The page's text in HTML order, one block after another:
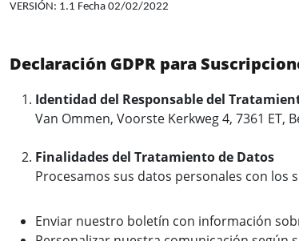
VERSIÓN: 1.1 Fecha 02/02/2022
Declaración GDPR para
Identidad del Responsable del
Van Ommen, Voorste Kerkweg 4, 7361 ET,
Finalidades del Tratamiento de Datos
Procesamos sus datos personales con los
Enviar nuestro boletín con información